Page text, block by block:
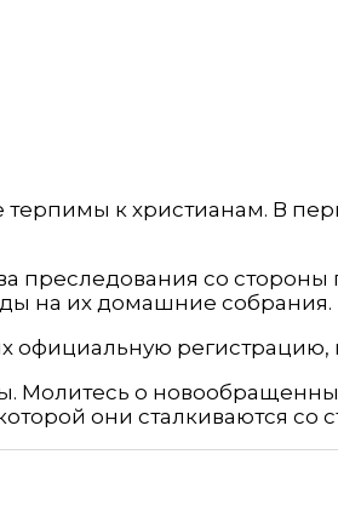
терпимы к христианам. В
преследования со
на их домашние собрания.
регистрацию,
Молитесь о
они сталкиваются со